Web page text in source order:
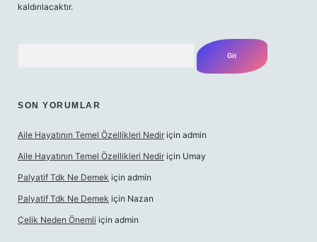
kaldırılacaktır.
SON YORUMLAR
Aile Hayatının Temel Özellikleri Nedir için admin
Aile Hayatının Temel Özellikleri Nedir için Umay
Palyatif Tdk Ne Demek için admin
Palyatif Tdk Ne Demek için Nazan
Çelik Neden Önemli için admin